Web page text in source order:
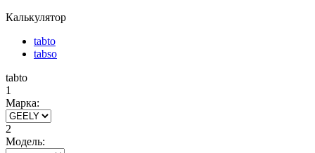
Калькулятор
tabto
tabso
tabto
1
Марка:
2
Модель: